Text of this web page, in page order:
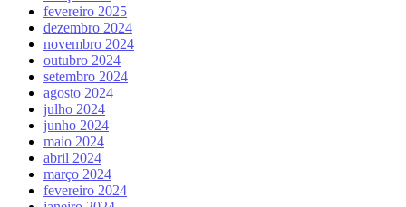
fevereiro 2025
dezembro 2024
novembro 2024
outubro 2024
setembro 2024
agosto 2024
julho 2024
junho 2024
maio 2024
abril 2024
março 2024
fevereiro 2024